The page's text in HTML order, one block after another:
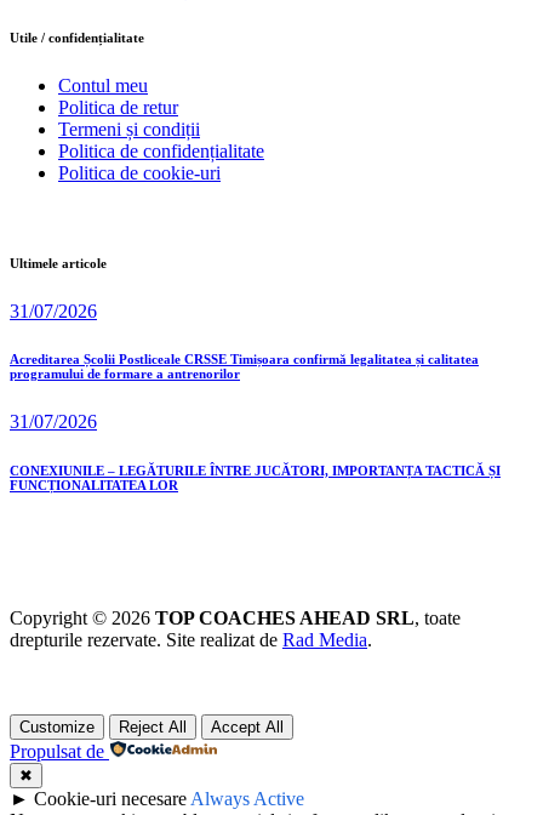
Utile / confidențialitate
Contul meu
Politica de retur
Termeni și condiții
Politica de confidențialitate
Politica de cookie-uri
Ultimele articole
31/07/2026
Acreditarea Școlii Postliceale CRSSE Timișoara confirmă legalitatea și calitatea
programului de formare a antrenorilor
31/07/2026
CONEXIUNILE – LEGĂTURILE ÎNTRE JUCĂTORI, IMPORTANȚA TACTICĂ ȘI
FUNCȚIONALITATEA LOR
Copyright © 2026 TOP COACHES AHEAD SRL, toate
drepturile rezervate. Site realizat de Rad Media.
Customize Reject All Accept All
Propulsat de
✖
► Cookie-uri necesare Always Active